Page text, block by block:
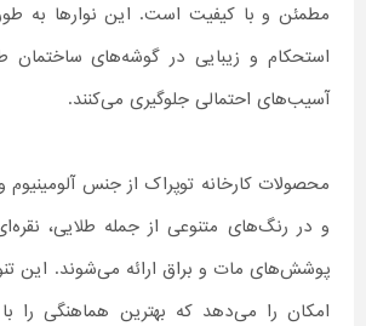
مطمئن و با کیفیت است. این نوارها به
استحکام و زیبایی در گوشه‌های ساختمان
آسیب‌های احتمالی جلوگیری می‌کنند.
محصولات کارخانه توپراک از جنس
و در رنگ‌های متنوعی از جمله طلایی،
پوشش‌های مات و براق ارائه می‌شوند. این
امکان را می‌دهد که بهترین هماهنگی را با